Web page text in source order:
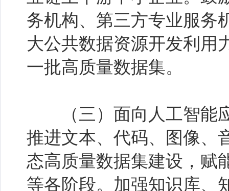
务机构、第三方专业服务
大公共数据资源开发利用
一批高质量数据集。
（三）面向人工智能应
推进文本、代码、图像、
态高质量数据集建设，赋
等各阶段。加强知识库、